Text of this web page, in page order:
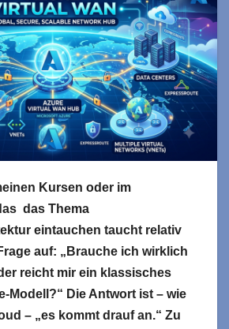
Kursen oder im
das Thema
eintauchen taucht relativ
auf: „Brauche ich wirklich
reicht mir ein klassisches
Modell?“ Die Antwort ist – wie
– „es kommt drauf an.“ Zu